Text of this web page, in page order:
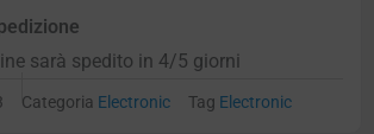
sarà spedito in 4/5 giorni
Categoria Electronic Tag Electronic